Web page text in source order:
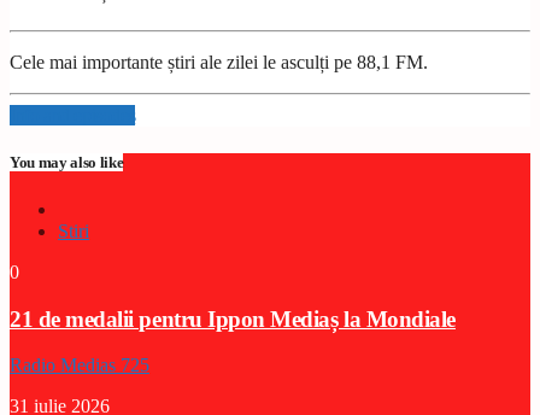
Cele mai importante știri ale zilei le asculți pe 88,1 FM.
Info and episodes
You may also like
Stiri
0
21 de medalii pentru Ippon Mediaș la Mondiale
Radio Medias 725
31 iulie 2026